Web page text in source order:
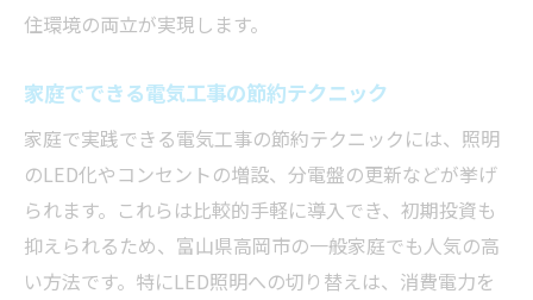
住環境の両立が実現します。
家庭でできる電気工事の節約テクニック
家庭で実践できる電気工事の節約テクニックには、照明
のLED化やコンセントの増設、分電盤の更新などが挙げ
られます。これらは比較的手軽に導入でき、初期投資も
抑えられるため、富山県高岡市の一般家庭でも人気の高
い方法です。特にLED照明への切り替えは、消費電力を